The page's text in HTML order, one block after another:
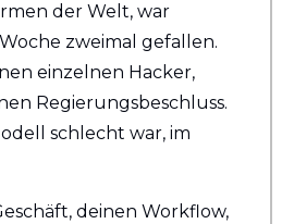
der Welt, war
zweimal gefallen.
einzelnen Hacker,
Regierungsbeschluss.
schlecht war, im
deinen Workflow,